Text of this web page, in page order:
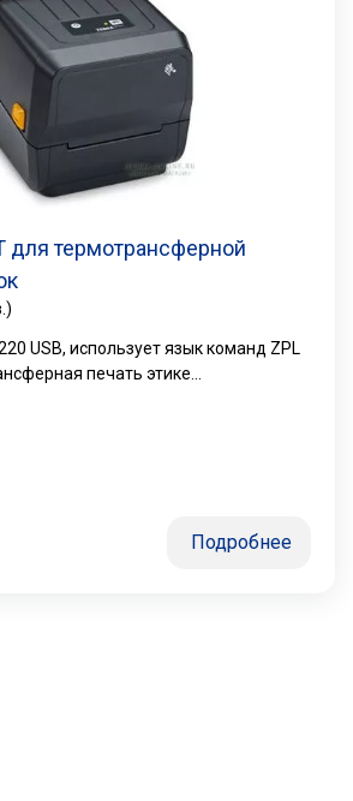
для термотрансферной
USB, использует язык команд ZPL
печать этике...
Подробнее